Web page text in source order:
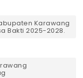
Karawang
Bakti 2025-2028.